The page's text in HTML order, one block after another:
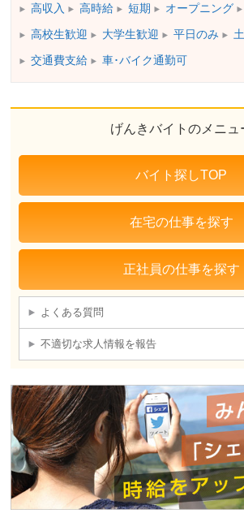
高収入 高時給 短期 オープニング
高校生歓迎 大学生歓迎 平日のみ
交通費支給 車･バイク通勤可
げんきバイトのメニュ
バイト探しTOP
在宅の仕事を探す
正社員の仕事を探す
よくある質問
不適切な求人情報を報告